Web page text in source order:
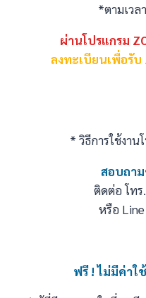
*ตามเวล
ผ่านโปรแกรม
ลงทะเบียนเพื่อรับ
* วิธีการใช้งาน
สอบถา
ติดต่อ โทร.
หรือ Line
ฟรี ! ไม่มีค่าใ